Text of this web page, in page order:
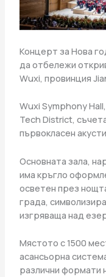
Концерт за Нова
да отбележи
Wuxi, провинция
Wuxi Symphony
Tech District,
първокласен
Основната зала,
има кръгло
осветен през
града,
изгряваща над
Мястото с 1500
асансьорна
различни формати